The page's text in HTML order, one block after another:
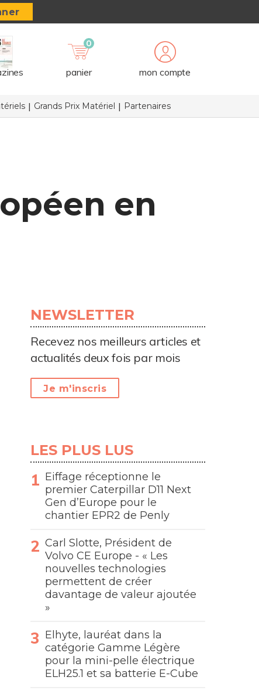
0
panier mon compte
Grands Prix Matériel Partenaires
en
NEWSLETTER
Recevez nos meilleurs articles et
actualités deux fois par mois
Je m'inscris
LES PLUS LUS
Eiffage réceptionne le
premier Caterpillar D11 Next
Gen d’Europe pour le
chantier EPR2 de Penly
Carl Slotte, Président de
Volvo CE Europe - « Les
nouvelles technologies
permettent de créer
davantage de valeur ajoutée
»
Elhyte, lauréat dans la
catégorie Gamme Légère
pour la mini-pelle électrique
ELH25.1 et sa batterie E-Cube